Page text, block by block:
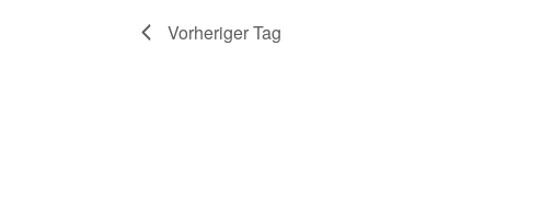
Vorheriger Tag